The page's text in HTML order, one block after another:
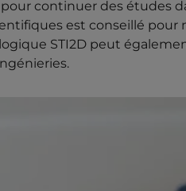
continuer des études
est conseillé pour
STI2D peut